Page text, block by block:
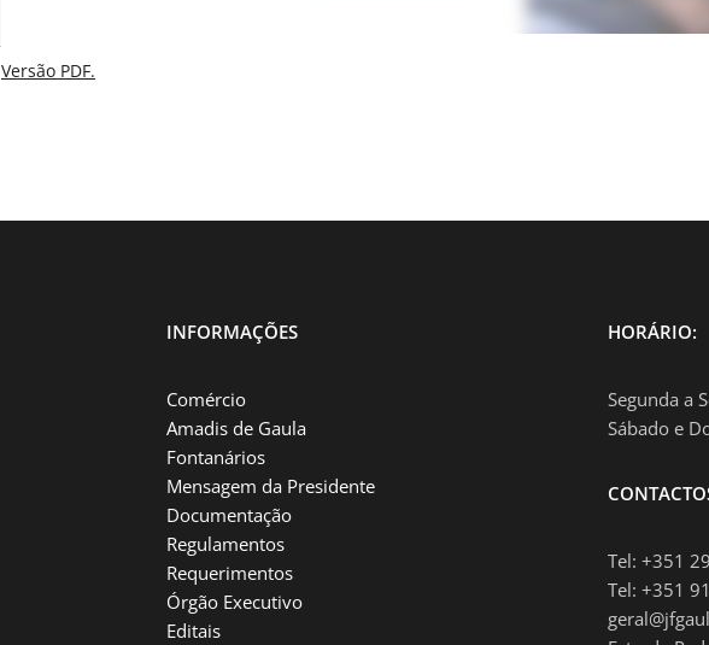
Versão PDF.
INFORMAÇÕES
Comércio
Amadis de Gaula
Fontanários
Mensagem da Presidente
Documentação
Regulamentos
Requerimentos
Órgão Executivo
Editais
HORÁRIO:
Segunda a
Sábado e
Tel: +351
Tel: +351